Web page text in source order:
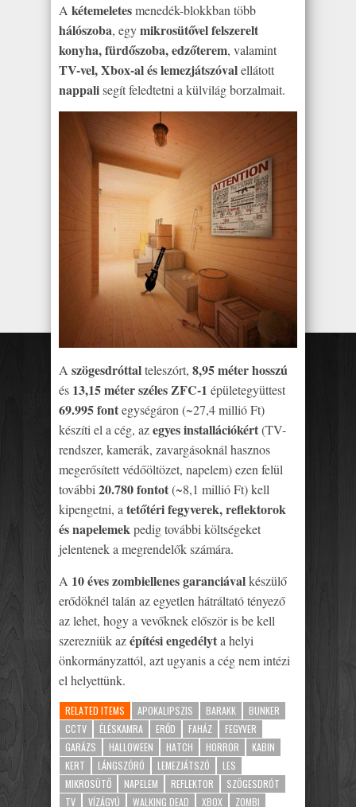
A kétemeletesmenedék-blokkban több
hálószoba, egymikrosütővel felszerelt
konyha, fürdőszoba, edzőterem, valamint
TV-vel, Xbox-al és lemezjátszóvalellátott
nappalisegít feledtetni a külvilág borzalmait.
A szögesdróttalteleszórt, 8,95 méter hosszú
és 13,15 méter széles ZFC-1 épületegyüttest
69.995 fontegységáron (~27,4 millió Ft)
készíti el a cég, azegyes installációkért(TV-
rendszer, kamerák, zavargásoknál hasznos
megerősített védőöltözet, napelem) ezen felül
további 20.780 fontot(~8,1 millió Ft) kell
kipengetni, a tetőtéri fegyverek, reflektorok
és napelemekpedig további költségeket
jelentenek a megrendelők számára.
A 10 éves zombiellenes garanciávalkészülő
erődöknél talán az egyetlen hátráltató tényező
az lehet, hogy a vevőknek először is be kell
szerezniük azépítési engedélyta helyi
önkormányzattól, azt ugyanis a cég nem intézi
el helyettünk.
RELATED ITEMS APOKALIPSZIS BARAKK
BUNKER
CCTV
ÉLÉSKAMRA ERŐD FAHÁZ
FEGYVER
GARÁZS
HALLOWEEN HATCH HORROR
KABIN
KERT
LÁNGSZÓRÓ LEMEZJÁTSZÓ
LES
MIKROSÜTŐ
NAPELEM REFLEKTOR
SZÖGESDRÓT
TV
VÍZÁGYÚ WALKING DEAD XBOX ZOMBI